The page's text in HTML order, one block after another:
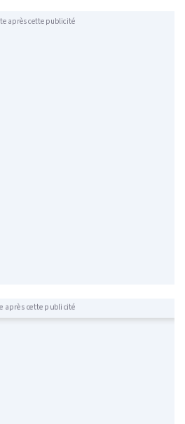
après cette publicité
après cette publicité